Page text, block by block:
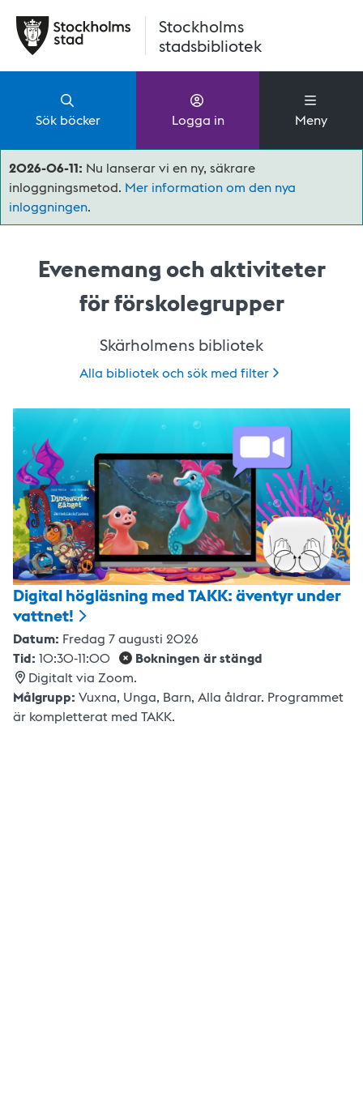
Stockholms
stadsbibliotek
Sök böcker Logga in Meny
2026-06-11: Nu lanserar vi en ny, säkrare
inloggningsmetod. Mer information om den nya
inloggningen.
Evenemang och aktiviteter
för förskolegrupper
Skärholmens bibliotek
Alla bibliotek och sök med filter
Digital högläsning med TAKK: äventyr under
vattnet!
Datum: Fredag 7 augusti 2026
Tid: 10:30-11:00
Bokningen är stängd
Digitalt via Zoom.
Målgrupp: Vuxna, Unga, Barn, Alla åldrar. Programmet
är kompletterat med TAKK.